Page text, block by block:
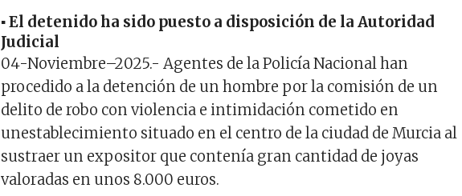
▪El detenidoha sido puesto a disposición de la Autoridad
Judicial
04-Noviembre–2025.- Agentes delaPolicía Nacionalhan
procedido a la detención de un hombre por la comisión de un
delito de robo con violencia e intimidación cometido en
unestablecimiento situado en el centro de la ciudad de Murcia al
sustraer un expositor que contenía gran cantidad de joyas
valoradas en unos 8.000 euros.